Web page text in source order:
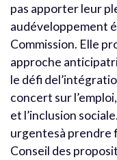
pas apporter leur
audéveloppement
Commission. Elle
approche
le défi
concert sur
et l’inclusion
urgentesà prendre
Conseil des